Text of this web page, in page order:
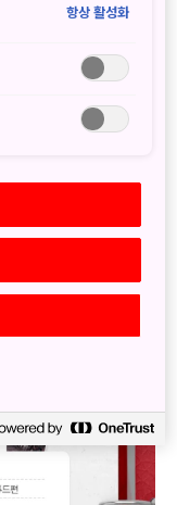
항상 활성화